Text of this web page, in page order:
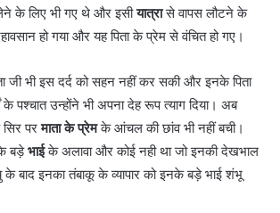
के लिए भी गए थे और इसीयात्रासे वापस लौटने के
हो गया और यह पिता के प्रेम से वंचित हो गए।
जी भी इस दर्द को सहन नहीं कर सकी और इनके पिता
के पश्चात उन्होंने भी अपना देह रूप त्याग दिया। अब
परमाता के प्रेमके आंचल की छांव भी नहीं बची।
बड़ेभाईके अलावा और कोई नही था जो इनकी देखभाल
बाद इनका तंबाकू के व्यापार को इनके बड़े भाई शंभू